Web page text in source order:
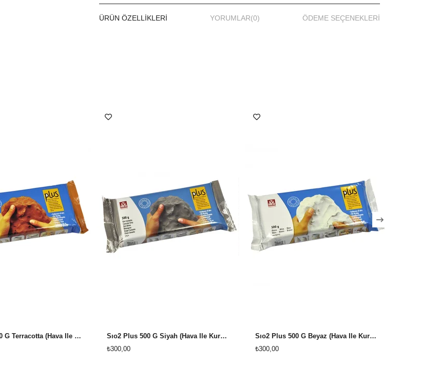
ÜRÜN ÖZELLIKLERI YORUMLAR(0) ÖDEME SEÇENEKLERI
Sıo2 Plus 500 G Terracotta (Hava İle Kuruyan Kil)
Sıo2 Plus 500 G Siyah (Hava İle Kuruyan Kil)
₺300,00
Sıo2 Plus 500 G Beyaz (Hava İle Kuruyan Kil)
₺300,00